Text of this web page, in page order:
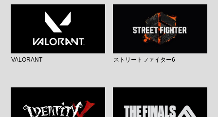
VALORANT ストリートファイター6